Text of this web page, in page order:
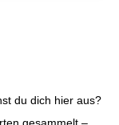
du dich hier aus?